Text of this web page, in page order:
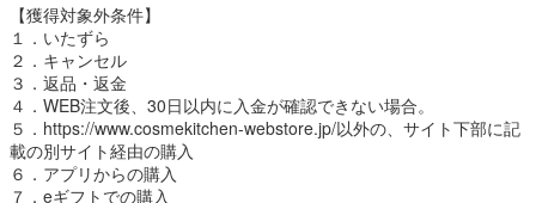
【獲得対象外条件】
１．いたずら
２．キャンセル
３．返品・返金
４．WEB注文後、30日以内に入金が確認できない場合。
５．https://www.cosmekitchen-webstore.jp/以外の、サイト下部に記
載の別サイト経由の購入
６．アプリからの購入
７．eギフトでの購入